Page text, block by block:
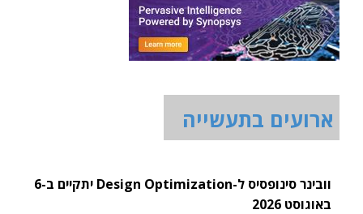
ארועים בתעשייה
וובינר סינופסיס ל-Design Optimization יתקיים ב-6
באוגוסט 2026